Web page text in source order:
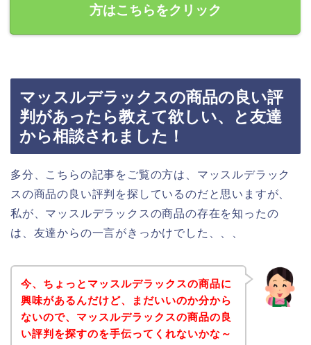
方はこちらをクリック
マッスルデラックスの商品の良い評
判があったら教えて欲しい、と友達
から相談されました！
多分、こちらの記事をご覧の方は、マッスルデラック
スの商品の良い評判を探しているのだと思いますが、
私が、マッスルデラックスの商品の存在を知ったの
は、友達からの一言がきっかけでした、、、
今、ちょっとマッスルデラックスの商品に
興味があるんだけど、まだいいのか分から
ないので、マッスルデラックスの商品の良
い評判を探すのを手伝ってくれないかな～